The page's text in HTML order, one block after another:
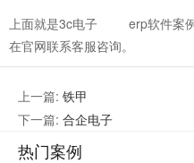
上面就是3c电子 erp软件案
在官网联系客服咨询。
上一篇: 铁甲
下一篇: 合企电子
热门案例